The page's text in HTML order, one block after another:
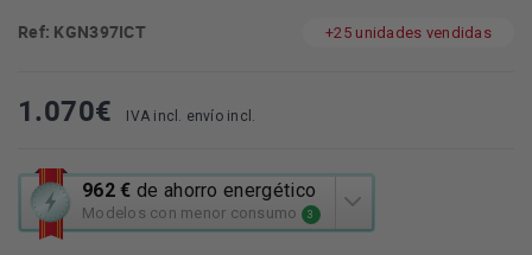
Ref: KGN397ICT +25 unidades vendidas
1.070€ IVA incl. envío incl.
962 € de ahorro energético
Modelos con menor consumo 3
Esta
acción
abrirá